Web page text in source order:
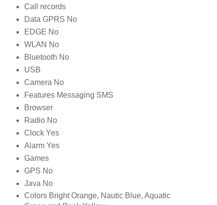
Call records
Data GPRS No
EDGE No
WLAN No
Bluetooth No
USB
Camera No
Features Messaging SMS
Browser
Radio No
Clock Yes
Alarm Yes
Games
GPS No
Java No
Colors Bright Orange, Nautic Blue, Aquatic